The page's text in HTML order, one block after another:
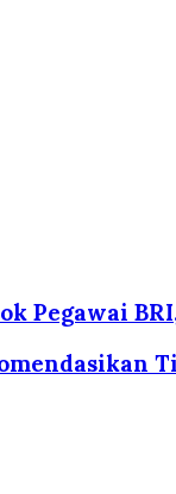
Pegawai